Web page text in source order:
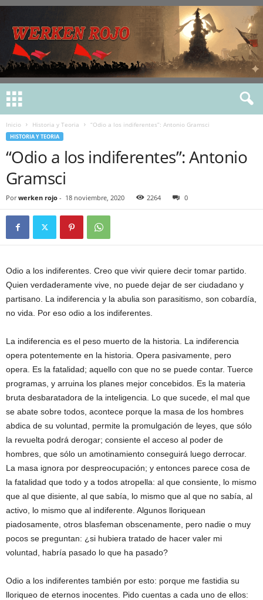
Inicio Historia y Teoria “Odio a los indiferentes”: Antonio Gramsci
HISTORIA Y TEORIA
“Odio a los indiferentes”: Antonio
Gramsci
Por werken rojo - 18 noviembre, 2020 2264 0
Odio a los indiferentes. Creo que vivir quiere decir tomar partido.
Quien verdaderamente vive, no puede dejar de ser ciudadano y
partisano. La indiferencia y la abulia son parasitismo, son cobardía,
no vida. Por eso odio a los indiferentes.
La indiferencia es el peso muerto de la historia. La indiferencia
opera potentemente en la historia. Opera pasivamente, pero
opera. Es la fatalidad; aquello con que no se puede contar. Tuerce
programas, y arruina los planes mejor concebidos. Es la materia
bruta desbaratadora de la inteligencia. Lo que sucede, el mal que
se abate sobre todos, acontece porque la masa de los hombres
abdica de su voluntad, permite la promulgación de leyes, que sólo
la revuelta podrá derogar; consiente el acceso al poder de
hombres, que sólo un amotinamiento conseguirá luego derrocar.
La masa ignora por despreocupación; y entonces parece cosa de
la fatalidad que todo y a todos atropella: al que consiente, lo mismo
que al que disiente, al que sabía, lo mismo que al que no sabía, al
activo, lo mismo que al indiferente. Algunos lloriquean
piadosamente, otros blasfeman obscenamente, pero nadie o muy
pocos se preguntan: ¿si hubiera tratado de hacer valer mi
voluntad, habría pasado lo que ha pasado?
Odio a los indiferentes también por esto: porque me fastidia su
lloriqueo de eternos inocentes. Pido cuentas a cada uno de ellos: